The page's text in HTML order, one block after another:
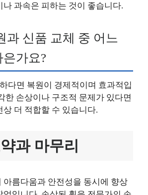
나 과속은 피하는 것이 좋습니다.
과 신품 교체 중 어느
가요?
다면 복원이 경제적이며 효과적입
한 손상이나 구조적 문제가 있다면
상 더 적합할 수 있습니다.
과 마무리
아름다움과 안전성을 동시에 향상